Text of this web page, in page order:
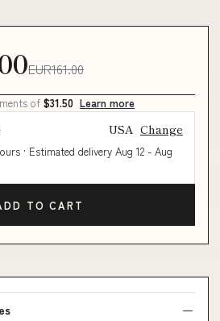
EUR161.00
of $31.50 Learn more
USA Change
· Estimated delivery Aug 12 - Aug
TO CART